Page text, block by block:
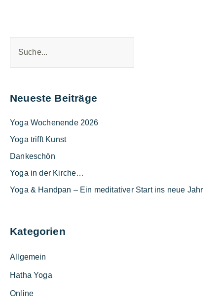
Neueste Beiträge
Yoga Wochenende 2026
Yoga trifft Kunst
Dankeschön
Yoga in der Kirche…
Yoga & Handpan – Ein meditativer Start ins neue Jahr
Kategorien
Allgemein
Hatha Yoga
Online